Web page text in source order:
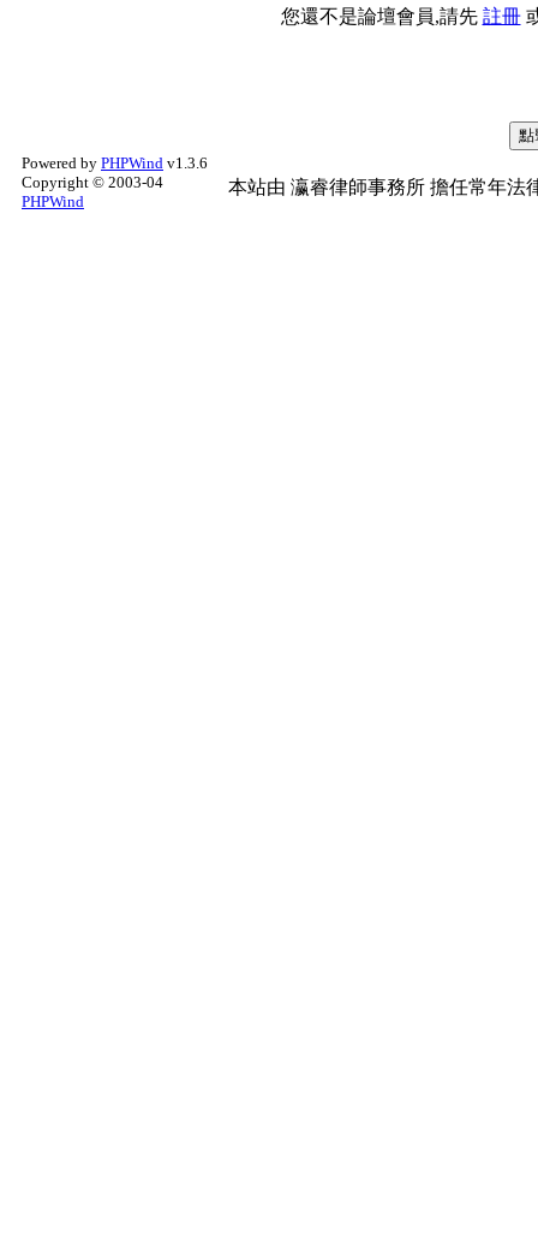
您還不是論壇會員,請先 註冊
Powered by PHPWind v1.3.6
Copyright © 2003-04
PHPWind
本站由 瀛睿律師事務所 擔任常年法